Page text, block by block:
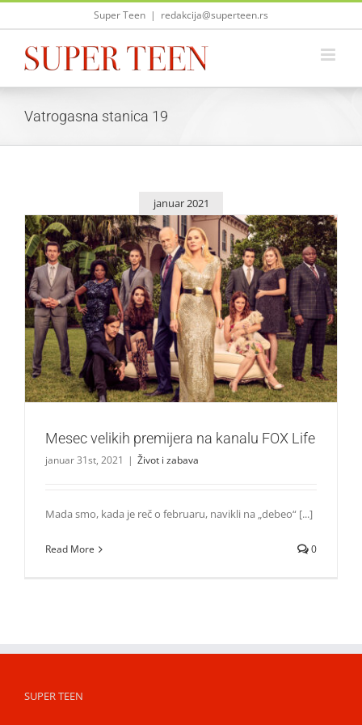
Skip
Super Teen | redakcija@superteen.rs
Vatrogasna stanica 19
januar 2021
Mesec velikih premijera na kanalu FOX Life
Život i zabava
Mesec velikih premijera na kanalu FOX Life
januar 31st, 2021 | Život i zabava
Mada smo, kada je reč o februaru, navikli na „debeo“ [...]
Read More 0
SUPER TEEN